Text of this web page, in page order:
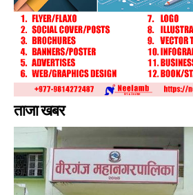
ताजा खबर